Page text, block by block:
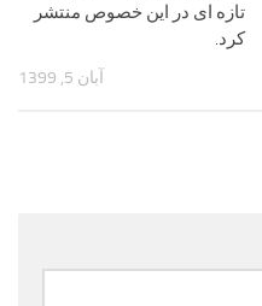
تازه ای در این خصوص منتشر
کرد.
آبان 5, 1399